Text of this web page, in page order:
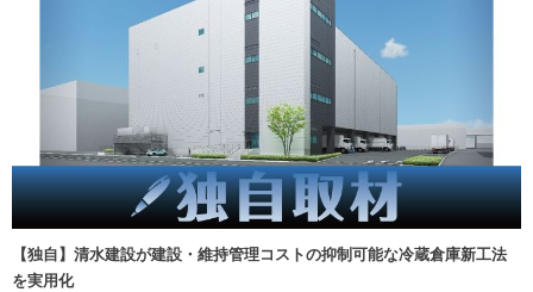
【独自】清水建設が建設・維持管理コストの抑制可能な冷蔵倉庫新工法
を実用化